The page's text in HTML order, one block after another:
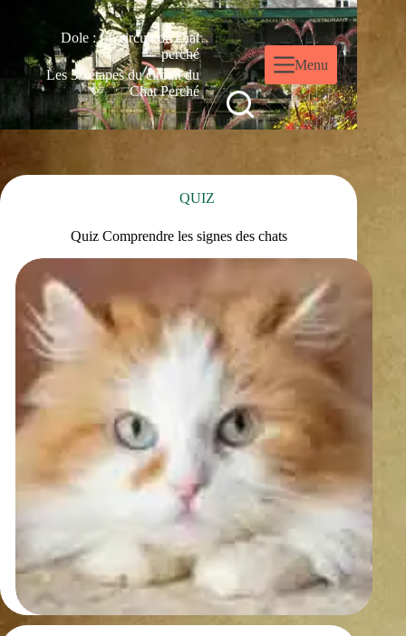
Dole : Le circuit du chat
perché
Les 35 étapes du circuit du
Chat Perché
Menu
QUIZ
Quiz Comprendre les signes des chats